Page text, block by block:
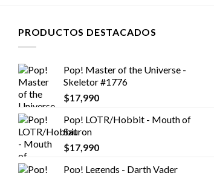
PRODUCTOS DESTACADOS
Pop! Master of the Universe -
Skeletor #1776
$17,990
Pop! LOTR/Hobbit - Mouth of
Sauron
$17,990
Pop! Legends - Darth Vader